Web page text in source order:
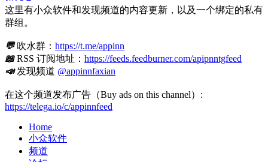
这里有小众软件和发现频道的内容更新，以及一个绑定的私有
群组。
💬吹水群： https://t.me/appinn
📖RSS 订阅地址： https://feeds.feedburner.com/apipnntgfeed
📣发现频道 @appinnfaxian
在这个频道发布广告（Buy ads on this channel）:
https://telega.io/c/appinnfeed
Home
小众软件
频道